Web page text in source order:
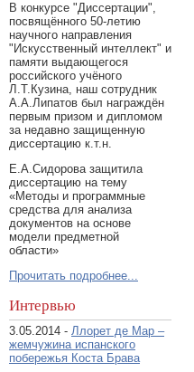
В конкурсе "Диссертации",
посвящённого 50-летию
научного направления
"Искусственный интеллект" и
памяти выдающегося
российского учёного
Л.Т.Кузина, наш сотрудник
А.А.Липатов был награждён
первым призом и дипломом
за недавно защищенную
диссертацию к.т.н.
Е.А.Сидорова защитила
диссертацию на тему
«Методы и программные
средства для анализа
документов на основе
модели предметной
области»
Прочитать подробнее...
Интервью
3.05.2014 - Ллорет де Мар –
жемчужина испанского
побережья Коста Брава